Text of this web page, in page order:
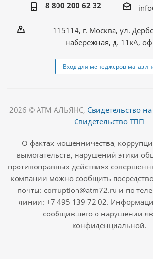
8 800 200 62 32
115114, г. Москва, ул.
набережная, д. 11кА,
Вход для менеджеров
2026 © АТМ АЛЬЯНС, Свидетельство
Свидетельство ТПП
О фактах мошенничества,
вымогательств, нарушений этики
противоправных действиях
компании можно сообщить
почты: corruption@atm72.ru и по
линии: +7 495 139 72 02.
сообщившего о нарушении
конфиденциальной.